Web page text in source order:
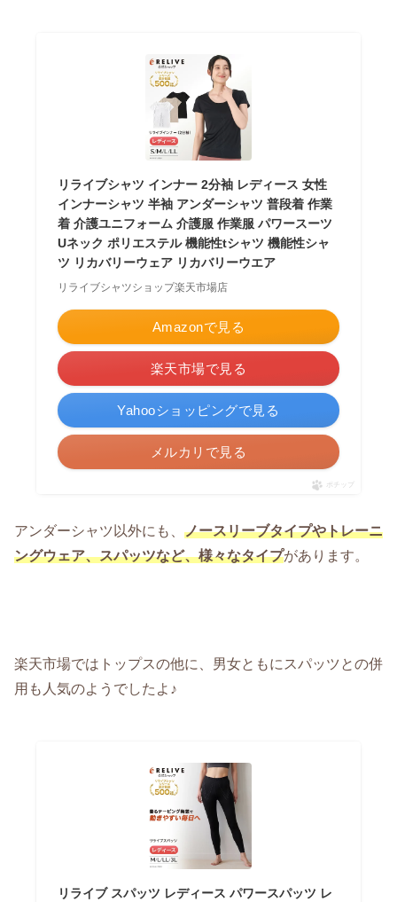
リライブシャツ インナー 2分袖 レディース 女性
インナーシャツ 半袖 アンダーシャツ 普段着 作業
着 介護ユニフォーム 介護服 作業服 パワースーツ
Uネック ポリエステル 機能性tシャツ 機能性シャ
ツ リカバリーウェア リカバリーウエア
リライブシャツショップ楽天市場店
Amazonで見る
楽天市場で見る
Yahooショッピングで見る
メルカリで見る
ポチップ
アンダーシャツ以外にも、 ノースリーブタイプやトレーニ
ングウェア、スパッツなど、様々なタイプがあります。
楽天市場ではトップスの他に、男女ともにスパッツとの併
用も人気のようでしたよ♪
リライブ スパッツ レディース パワースパッツ レ